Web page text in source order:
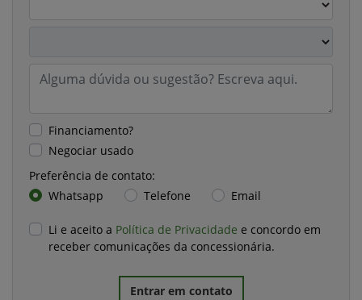
Financiamento?
Negociar usado
Preferência de contato:
Whatsapp
Telefone Email
Li e aceito a Política de Privacidade e concordo em
receber comunicações da concessionária.
Entrar em contato